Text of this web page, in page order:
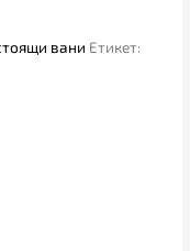
вани Етикет: